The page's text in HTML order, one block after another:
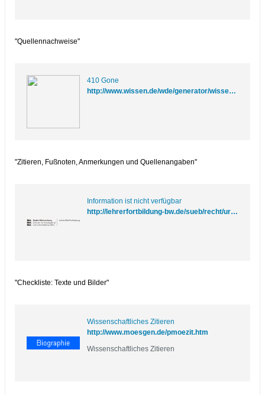
"Quellennachweise"
410 Gone
http://www.wissen.de/wde/generator/wissen/ressorts/bildung/weiterbildung/archiv_lernenlernen/index,page=1660448.html
"Zitieren, Fußnoten, Anmerkungen und Quellenangaben"
Information ist nicht verfügbar
http://lehrerfortbildung-bw.de/sueb/recht/urh/checkl/text_bild.htm
"Checkliste: Texte und Bilder"
Wissenschaftliches Zitieren
http://www.moesgen.de/pmoezit.htm
Wissenschaftliches Zitieren